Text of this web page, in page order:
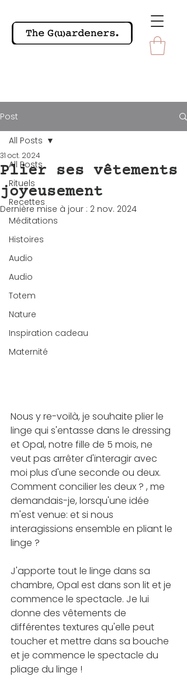
Post
All Posts
Rituels
Recettes
Méditations
Histoires
Audio
Audio
Totem
Nature
Inspiration cadeau
Maternité
All Posts
Plier ses vêtements
joyeusement
31 oct. 2024
Dernière mise à jour : 2 nov. 2024
Nous y re-voilà, je souhaite plier le
linge qui s'entasse dans le dressing
et Opal, notre fille de 5 mois, ne
veut pas arrêter d'interagir avec
moi plus d'une seconde ou deux.
Comment concilier les deux ? , me
demandais-je, lorsqu'une idée
m'est venue: et si nous
interagissions ensemble en pliant le
linge ?
J'apporte tout le linge dans sa
chambre, Opal est dans son lit et je
commence le spectacle. Je lui
donne des vêtements de
différentes textures qu'elle peut
toucher et mettre dans sa bouche
et je commence le spectacle du
pliage du linge !